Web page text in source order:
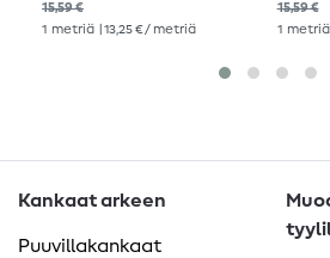
15,59 €
1 metriä | 13,25 € / metriä
15,59 €
1 metriä
Kankaat arkeen
Puuvillakankaat